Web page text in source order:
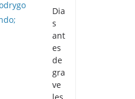
Dia
s
ant
es
de
gra
ve